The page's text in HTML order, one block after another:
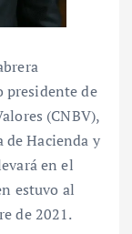
presidente de
(CNBV),
Hacienda y
en el
estuvo al
de 2021.